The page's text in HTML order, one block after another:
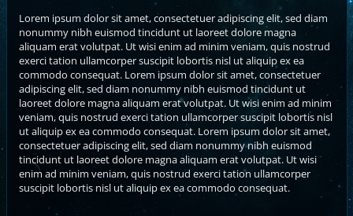
Lorem ipsum dolor sit amet, consectetuer adipiscing elit, sed diam
nonummy nibh euismod tincidunt ut laoreet dolore magna
aliquam erat volutpat. Ut wisi enim ad minim veniam, quis nostrud
exerci tation ullamcorper suscipit lobortis nisl ut aliquip ex ea
commodo consequat. Lorem ipsum dolor sit amet, consectetuer
adipiscing elit, sed diam nonummy nibh euismod tincidunt ut
laoreet dolore magna aliquam erat volutpat. Ut wisi enim ad minim
veniam, quis nostrud exerci tation ullamcorper suscipit lobortis nisl
ut aliquip ex ea commodo consequat. Lorem ipsum dolor sit amet,
consectetuer adipiscing elit, sed diam nonummy nibh euismod
tincidunt ut laoreet dolore magna aliquam erat volutpat. Ut wisi
enim ad minim veniam, quis nostrud exerci tation ullamcorper
suscipit lobortis nisl ut aliquip ex ea commodo consequat.